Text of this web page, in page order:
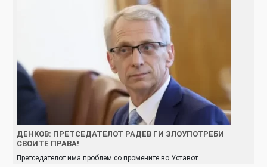
ДЕНКОВ: ПРЕТСЕДАТЕЛОТ РАДЕВ ГИ ЗЛОУПОТРЕБИ
СВОИТЕ ПРАВА!
Претседателот има проблем со промените во Уставот…